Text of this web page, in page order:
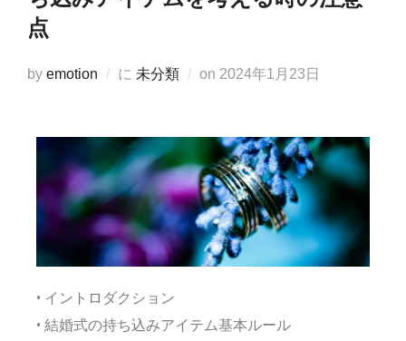
点
by emotion に 未分類 on 2024年1月23日
• イントロダクション
• 結婚式の持ち込みアイテム基本ルール